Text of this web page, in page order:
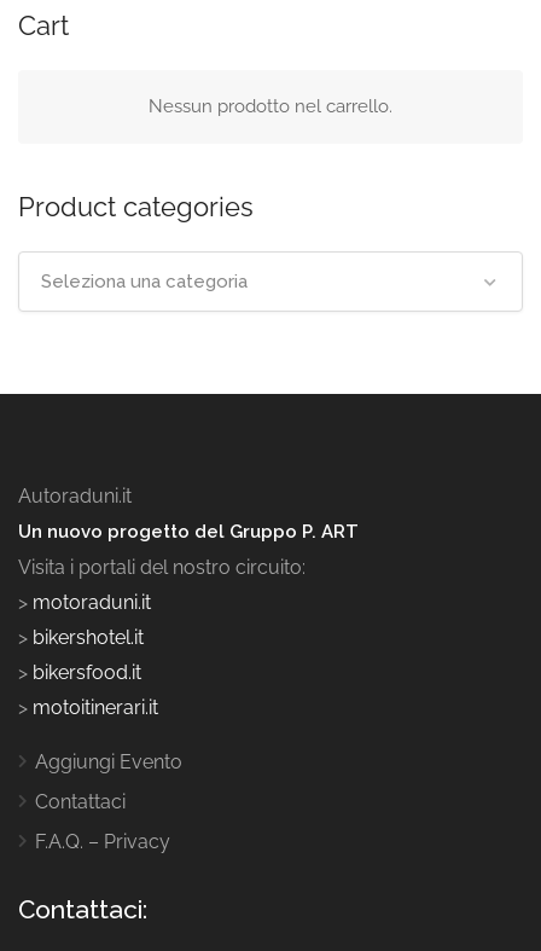
Cart
Nessun prodotto nel carrello.
Product categories
Seleziona una categoria
Autoraduni.it
Un nuovo progetto del Gruppo P. ART
Visita i portali del nostro circuito:
> motoraduni.it
> bikershotel.it
> bikersfood.it
> motoitinerari.it
Aggiungi Evento
Contattaci
F.A.Q. – Privacy
Contattaci: